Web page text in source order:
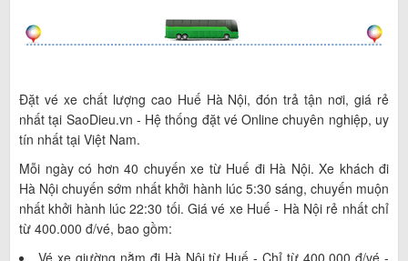
Đặt vé xe chất lượng cao Huế Hà Nội, đón trả tận nơi, giá rẻ
nhất tại SaoDieu.vn - Hệ thống đặt vé Online chuyên nghiệp, uy
tín nhất tại Việt Nam.
Mỗi ngày có hơn 40 chuyến xe từ Huế đi Hà Nội. Xe khách đi
Hà Nội chuyến sớm nhất khởi hành lúc 5:30 sáng, chuyến muộn
nhất khởi hành lúc 22:30 tối. Giá vé xe Huế - Hà Nội rẻ nhất chỉ
từ 400.000 đ/vé, bao gồm:
Vé xe giường nằm đi Hà Nội từ Huế - Chỉ từ 400.000 đ/vé -